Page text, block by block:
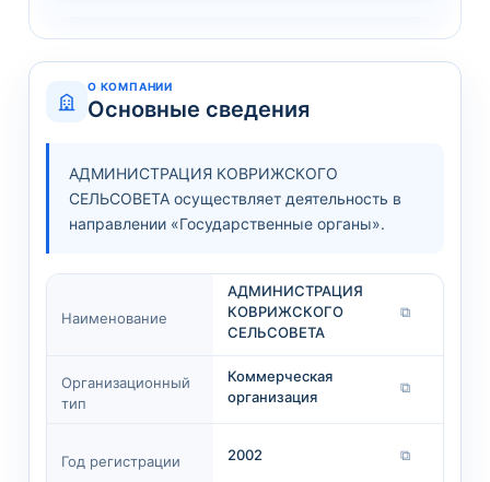
О КОМПАНИИ
Основные сведения
АДМИНИСТРАЦИЯ КОВРИЖСКОГО
СЕЛЬСОВЕТА осуществляет деятельность в
направлении «Государственные органы».
Наименование
АДМИНИСТРАЦИЯ
КОВРИЖСКОГО
СЕЛЬСОВЕТА
⧉
Организационный
тип
Коммерческая
организация
⧉
Год регистрации 2002 ⧉